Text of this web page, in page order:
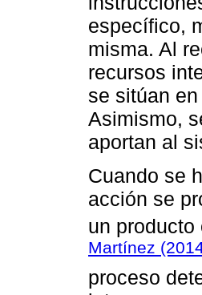
específico,
misma. Al
recursos
se sitúan
Asimismo,
aportan al
Cuando se
acción se
un
Martínez
proceso